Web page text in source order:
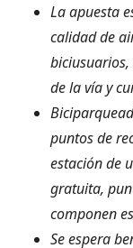
La apuesta
calidad de
de la vía y
puntos de
estación de
gratuita,
componen
Se espera